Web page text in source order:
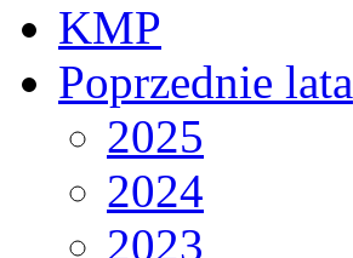
KMP
Poprzednie lata
2025
2024
2023